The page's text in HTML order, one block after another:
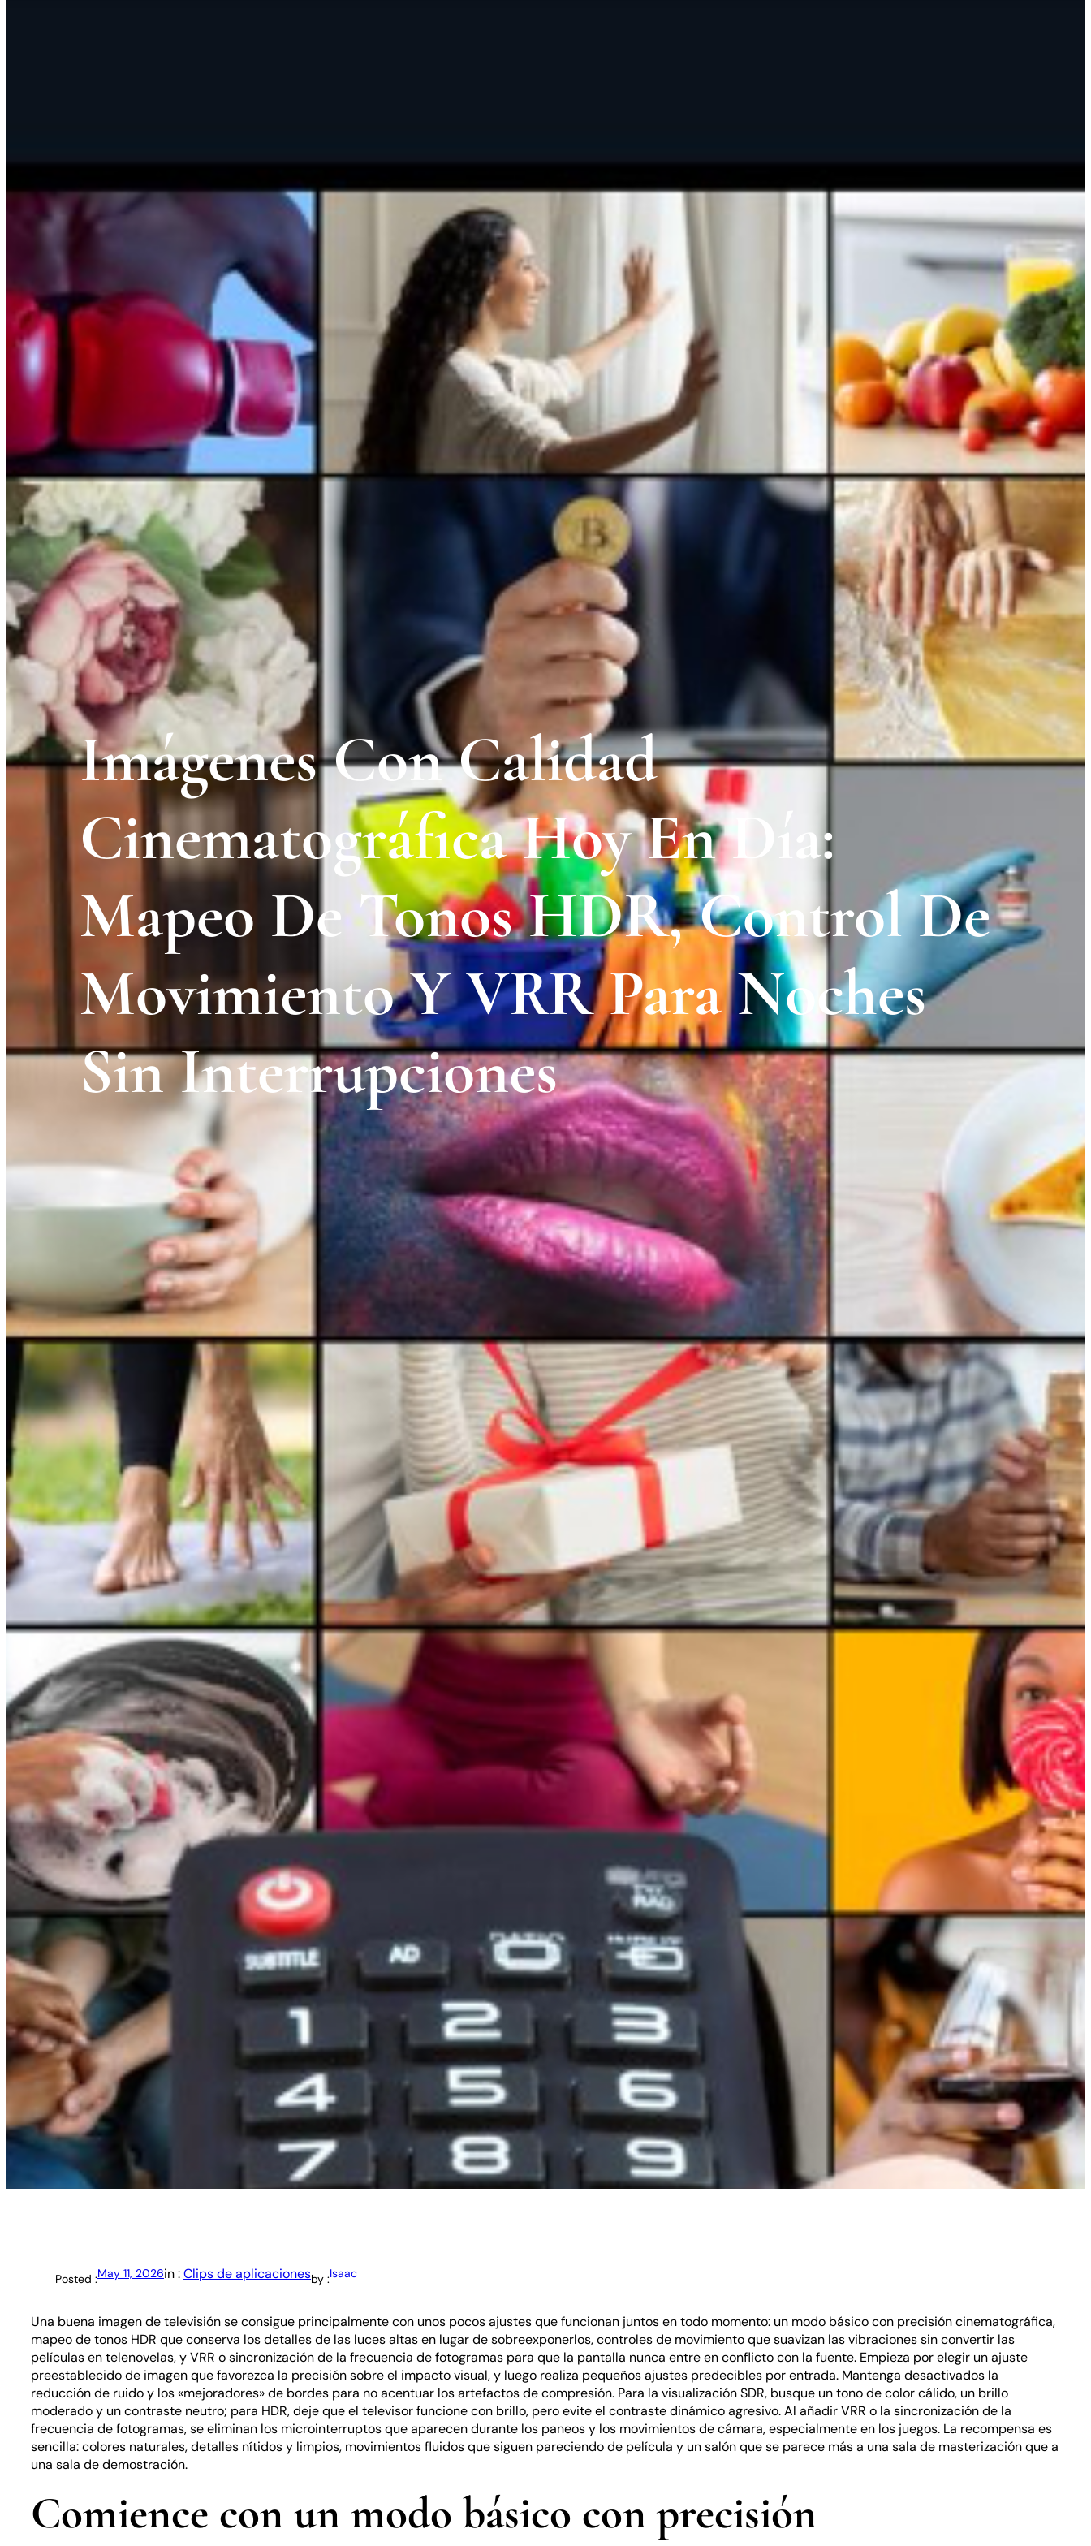
Imágenes Con Calidad
Cinematográfica Hoy En Día:
Mapeo De Tonos HDR, Control De
Movimiento Y VRR Para Noches
Sin Interrupciones
Posted :May 11, 2026in :Clips de aplicacionesby :Isaac
Una buena imagen de televisión se consigue principalmente con unos pocos ajustes que funcionan juntos en todo momento: un modo básico con precisión cinematográfica,
mapeo de tonos HDR que conserva los detalles de las luces altas en lugar de sobreexponerlos, controles de movimiento que suavizan las vibraciones sin convertir las
películas en telenovelas, y VRR o sincronización de la frecuencia de fotogramas para que la pantalla nunca entre en conflicto con la fuente. Empieza por elegir un ajuste
preestablecido de imagen que favorezca la precisión sobre el impacto visual, y luego realiza pequeños ajustes predecibles por entrada. Mantenga desactivados la
reducción de ruido y los «mejoradores» de bordes para no acentuar los artefactos de compresión. Para la visualización SDR, busque un tono de color cálido, un brillo
moderado y un contraste neutro; para HDR, deje que el televisor funcione con brillo, pero evite el contraste dinámico agresivo. Al añadir VRR o la sincronización de la
frecuencia de fotogramas, se eliminan los microinterruptos que aparecen durante los paneos y los movimientos de cámara, especialmente en los juegos. La recompensa es
sencilla: colores naturales, detalles nítidos y limpios, movimientos fluidos que siguen pareciendo de película y un salón que se parece más a una sala de masterización que a
una sala de demostración.
Comience con un modo básico con precisión